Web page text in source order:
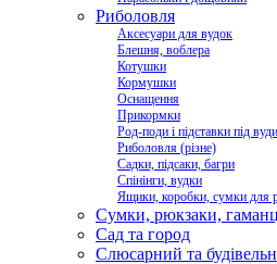
Риболовля
Аксесуари для вудок
Блешня, воблера
Котушки
Кормушки
Оснащення
Прикормки
Род-поди і підставки під
Риболовля (різне)
Садки, підсаки, багри
Спінінги, вудки
Ящики, коробки, сумки для
Сумки, рюкзаки,
Сад та город
Слюсарний та